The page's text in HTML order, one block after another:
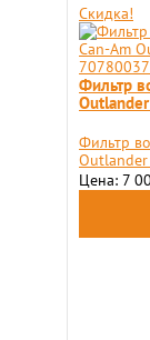
Скидка!
Фильтр
Фильтр
Цена: 7